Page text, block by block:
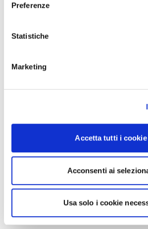
Preferenze
Statistiche
Marketing
Accetta tutti i cookie
Acconsenti ai
Usa solo i cookie